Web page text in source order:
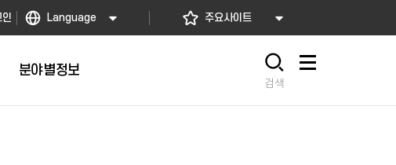
인 Language 주요사이트
분야별정보
검색
사이트맵